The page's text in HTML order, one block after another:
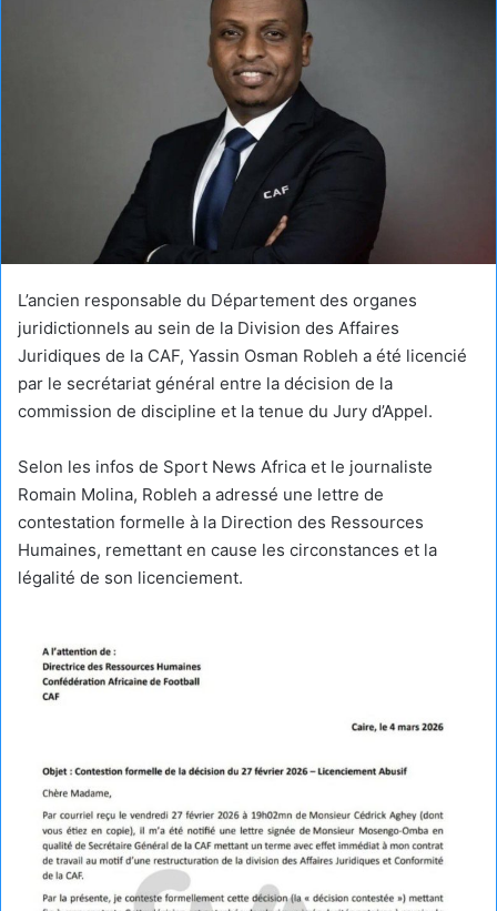
L’ancien responsable du Département des organes
juridictionnels au sein de la Division des Affaires
Juridiques de la CAF, Yassin Osman Robleh a été licencié
par le secrétariat général entre la décision de la
commission de discipline et la tenue du Jury d’Appel.
Selon les infos de Sport News Africa et le journaliste
Romain Molina, Robleh a adressé une lettre de
contestation formelle à la Direction des Ressources
Humaines, remettant en cause les circonstances et la
légalité de son licenciement.